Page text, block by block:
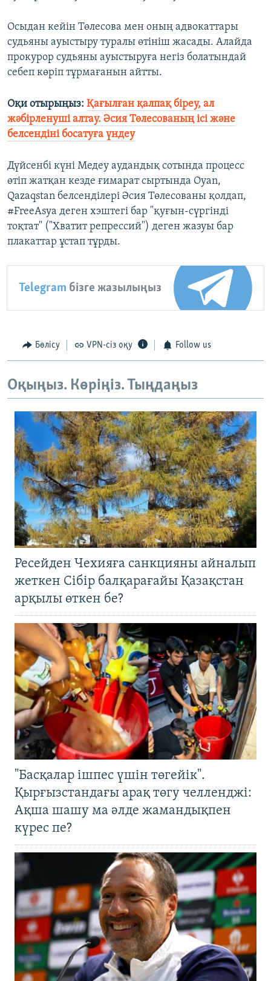
Осыдан кейін Төлесова мен оның адвокаттары
судьяны ауыстыру туралы өтініш жасады. Алайда
прокурор судьяны ауыстыруға негіз болатындай
себеп көріп тұрмағанын айтты.
Оқи отырыңыз: Қағылған қалпақ біреу, ал
жәбірленуші алтау. Әсия Төлесованың ісі және
белсендіні босатуға үндеу
Дүйсенбі күні Медеу аудандық сотында процесс
өтіп жатқан кезде ғимарат сыртында Oyan,
Qazaqstan белсенділері Әсия Төлесованы қолдап,
#FreeAsya деген хэштегі бар "қуғын-сүргінді
тоқтат" ("Хватит репрессий") деген жазуы бар
плакаттар ұстап тұрды.
Telegram бізге жазылыңыз
Бөлісу VPN-сіз оқу Follow us
Оқыңыз. Көріңіз. Тыңдаңыз
Ресейден Чехияға санкцияны айналып
жеткен Сібір балқарағайы Қазақстан
арқылы өткен бе?
"Басқалар ішпес үшін төгейік".
Қырғызстандағы арақ төгу челленджі:
Ақша шашу ма әлде жамандықпен
күрес пе?